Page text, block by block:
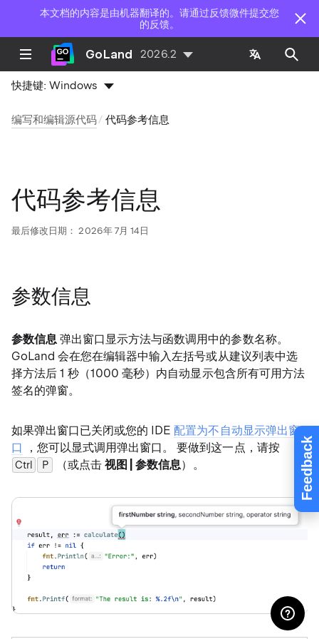
本文档的内容是由机器翻译的。请通过反馈微件提交您
的反馈。
Feedback
GoLand 2026.2
快捷键:Windows
编写和编辑源代码 代码参考信息
代码参考信息
最后修改日期： 2026年 7月 14日
参数信息
参数信息 弹出窗口显示方法与函数调用中的参数名称。
GoLand 会在您在编辑器中输入左括号或从建议列表中选
择方法后 1 秒（1000 毫秒）内自动显示包含所有可用方法
签名的弹窗。
如果弹出窗口已关闭或您的 IDE 配置为不自动显示弹出窗
口
，您可以显式调用弹出窗口。 要做到这一点，请按
Ctrl 0
P （或点击视图 | 参数信息）。